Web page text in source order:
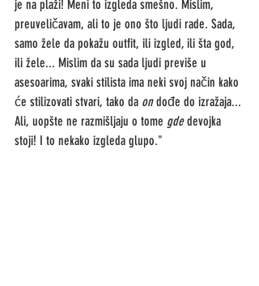
je na plaži! Meni to izgleda smešno. Mislim,
preuveličavam, ali to je ono što ljudi rade. Sada,
samo žele da pokažu outfit, ili izgled, ili šta god,
ili žele... Mislim da su sada ljudi previše u
asesoarima, svaki stilista ima neki svoj način kako
će stilizovati stvari, tako da on dođe do izražaja...
Ali, uopšte ne razmišljaju o tome gde devojka
stoji! I to nekako izgleda glupo."